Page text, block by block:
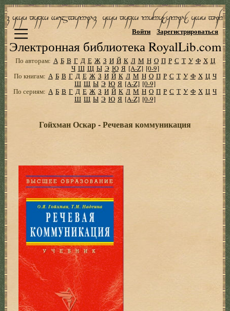
Электронная библиотека RoyalLib.com
Войти Зарегистрироваться
По авторам: А Б В Г Д Е Ж З И Й К Л М Н О П Р С Т У Ф Х Ц
Ч Ш Щ Ы Э Ю Я [A-Z] [0-9]
По книгам: А Б В Г Д Е Ж З И Й К Л М Н О П Р С Т У Ф Х Ц Ч
Ш Щ Ы Э Ю Я [A-Z] [0-9]
По сериям: А Б В Г Д Е Ж З И Й К Л М Н О П Р С Т У Ф Х Ц Ч
Ш Щ Ы Э Ю Я [A-Z] [0-9]
Гойхман Оскар - Речевая коммуникация